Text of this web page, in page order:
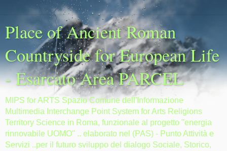
Place of Ancient Roman
Countryside for European Life
- Esarcato Area PARCEL
MIPS for ARTS Spazio Comune dell'Informazione
Multimedia Interchange Point System for Arts Religions
Territory Science in Roma, funzionale al progetto "energia
rinnovabile UOMO" .. elaborato nel (PAS) - Punto Attività e
Servizi ..per il futuro sviluppo del dialogo Sociale, Storico,